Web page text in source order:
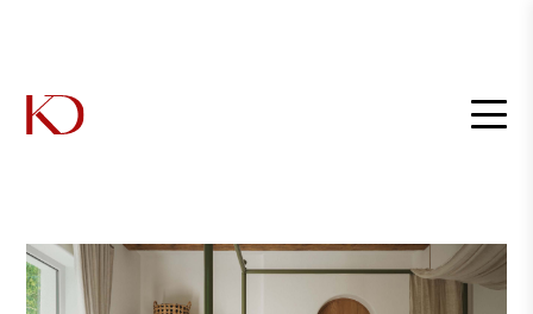
Архитектор Оксана Вичински
вдохнула новую жизнь в